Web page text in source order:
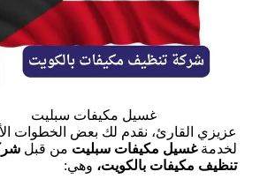
غسيل مكيفات سبليت
عزيزي القارئ، نقدم لك بعض الخطوات
لخدمةغسيل مكيفات سبليت من قبل
تنظيف مكيفات بالكويت، وهي: